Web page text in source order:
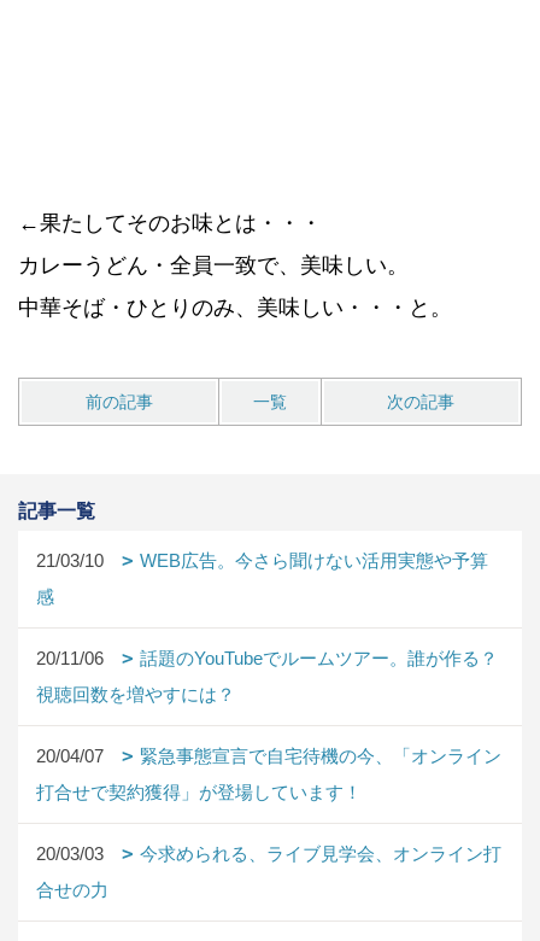
←果たしてそのお味とは・・・
カレーうどん・全員一致で、美味しい。
中華そば・ひとりのみ、美味しい・・・と。
前の記事 一覧 次の記事
記事一覧
21/03/10
WEB広告。今さら聞けない活用実態や予算
感
20/11/06
話題のYouTubeでルームツアー。誰が作る？
視聴回数を増やすには？
20/04/07
緊急事態宣言で自宅待機の今、「オンライン
打合せで契約獲得」が登場しています！
20/03/03
今求められる、ライブ見学会、オンライン打
合せの力